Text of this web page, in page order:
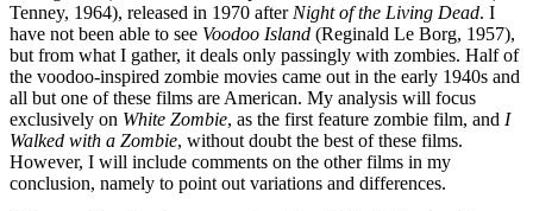
Tenney, 1964), released in 1970 after Night of the Living Dead. I
have not been able to see Voodoo Island (Reginald Le Borg, 1957),
but from what I gather, it deals only passingly with zombies. Half of
the voodoo-inspired zombie movies came out in the early 1940s and
all but one of these films are American. My analysis will focus
exclusively on White Zombie, as the first feature zombie film, and I
Walked with a Zombie, without doubt the best of these films.
However, I will include comments on the other films in my
conclusion, namely to point out variations and differences.